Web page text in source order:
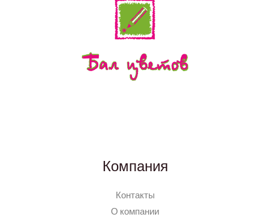
Компания
Контакты
О компании